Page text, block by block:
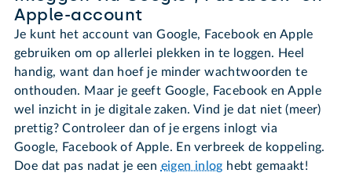
Apple-account
Je kunt het account van Google, Facebook en Apple
gebruiken om op allerlei plekken in te loggen. Heel
handig, want dan hoef je minder wachtwoorden te
onthouden. Maar je geeft Google, Facebook en Apple
wel inzicht in je digitale zaken. Vind je dat niet (meer)
prettig? Controleer dan of je ergens inlogt via
Google, Facebook of Apple. En verbreek de koppeling.
Doe dat pas nadat je een eigen inlog hebt gemaakt!